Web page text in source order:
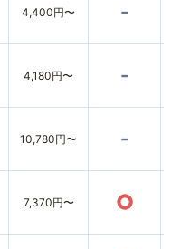
4,400円〜 -
4,180円〜 -
10,780円〜 -
7,370円〜 ○